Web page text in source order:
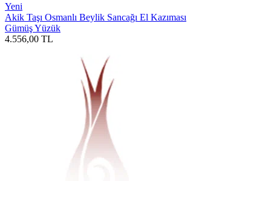
Yeni
Akik Taşı Osmanlı Beylik Sancağı El Kazıması
Gümüş Yüzük
4.556,00 TL